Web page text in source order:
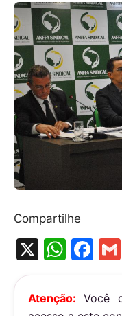
Compartilhe
X
W
h
at
F
a
c
Atenção: Você